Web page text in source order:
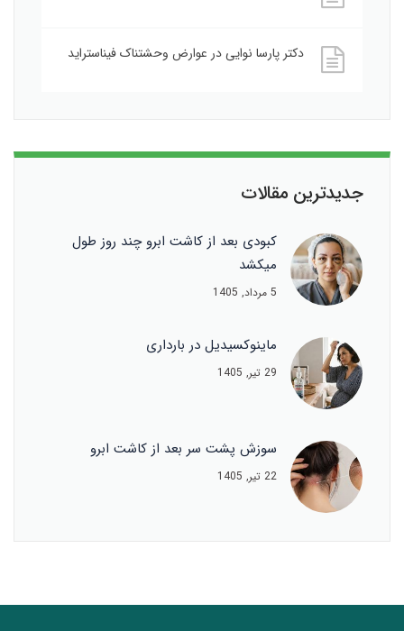
دکتر پارسا نواییدر عوارض وحشتناک فیناستراید
جدیدترین مقالات
کبودی بعد از کاشت ابرو چند روز طول
میکشد
5 مرداد, 1405
ماینوکسیدیل در بارداری
29 تیر, 1405
سوزش پشت سر بعد از کاشت ابرو
22 تیر, 1405